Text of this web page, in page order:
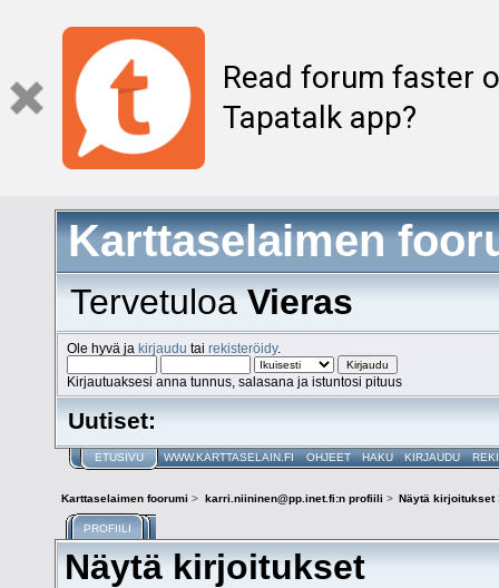
Read forum faster
Tapatalk app?
Karttaselaimen
TervetuloaVieras
Ole hyvä jakirjaudu tairekisteröidy.
Kirjautuaksesi anna tunnus, salasana ja istuntosi pituus
Uutiset:
ETUSIVU WWW.KARTTASELAIN.FI OHJEET HAKU KIRJAUDU
Karttaselaimen foorumi > karri.niininen@pp.inet.fi:n profiili > Näytä kirjoitukset
PROFIILI
Näytä kirjoitukset